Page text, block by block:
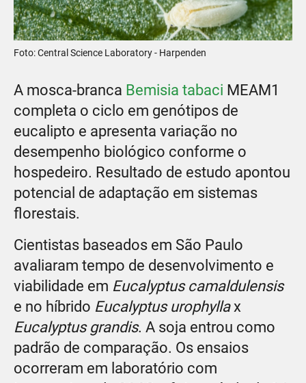
Foto: Central Science Laboratory - Harpenden
A mosca-branca Bemisia tabaci MEAM1
completa o ciclo em genótipos de
eucalipto e apresenta variação no
desempenho biológico conforme o
hospedeiro. Resultado de estudo apontou
potencial de adaptação em sistemas
florestais.
Cientistas baseados em São Paulo
avaliaram tempo de desenvolvimento e
viabilidade em Eucalyptus camaldulensis
e no híbrido Eucalyptus urophyllax
Eucalyptus grandis. A soja entrou como
padrão de comparação. Os ensaios
ocorreram em laboratório com